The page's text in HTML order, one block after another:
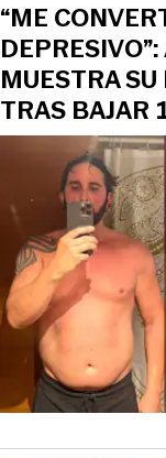
“ME
MUESTRA
TRAS BAJAR